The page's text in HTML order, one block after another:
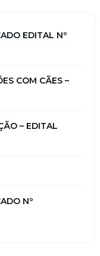
EDITAL Nº
COM CÃES –
– EDITAL
Nº